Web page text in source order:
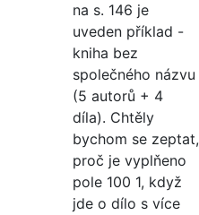
na s. 146 je
uveden příklad -
kniha bez
společného názvu
(5 autorů + 4
díla). Chtěly
bychom se zeptat,
proč je vyplňeno
pole 100 1, když
jde o dílo s více